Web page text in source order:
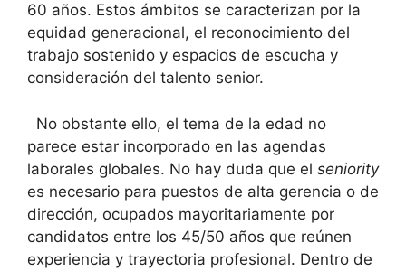
60 años. Estos ámbitos se caracterizan por la
equidad generacional, el reconocimiento del
trabajo sostenido y espacios de escucha y
consideración del talento senior.
No obstante ello, el tema de la edad no
parece estar incorporado en las agendas
laborales globales. No hay duda que el seniority
es necesario para puestos de alta gerencia o de
dirección, ocupados mayoritariamente por
candidatos entre los 45/50 años que reúnen
experiencia y trayectoria profesional. Dentro de